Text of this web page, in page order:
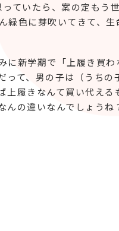
ていたら、案の定もう
緑色に芽吹いてきて、生
新学期で「上履き買わ
って、男の子は（うちの
履きなんて買い代える
の違いなんでしょうね